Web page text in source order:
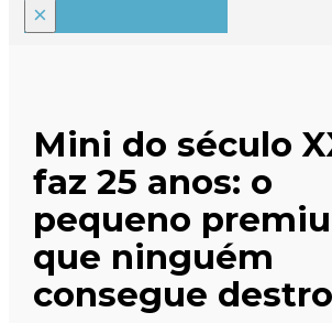
×
Mini do século
faz 25 anos: o
pequeno
que ninguém
consegue